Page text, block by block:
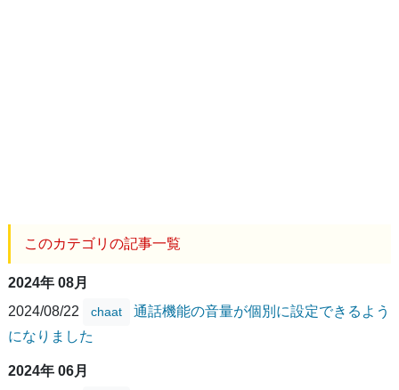
このカテゴリの記事一覧
2024年 08月
2024/08/22
chaat
通話機能の音量が個別に設定できるよう
になりました
2024年 06月